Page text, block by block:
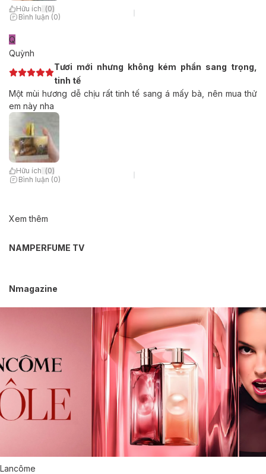
Hữu ích (0)
Bình luận (0)
Q
Quỳnh
Tươi mới nhưng không kém phần sang trọng,
tinh tế
Một mùi hương dễ chịu rất tinh tế sang á mấy bà, nên mua thử
em này nha
Hữu ích (0)
Bình luận (0)
Xem thêm
NAMPERFUME TV
Nmagazine
Lancôme